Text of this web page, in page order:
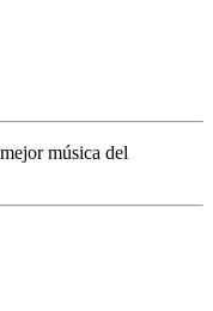
música del